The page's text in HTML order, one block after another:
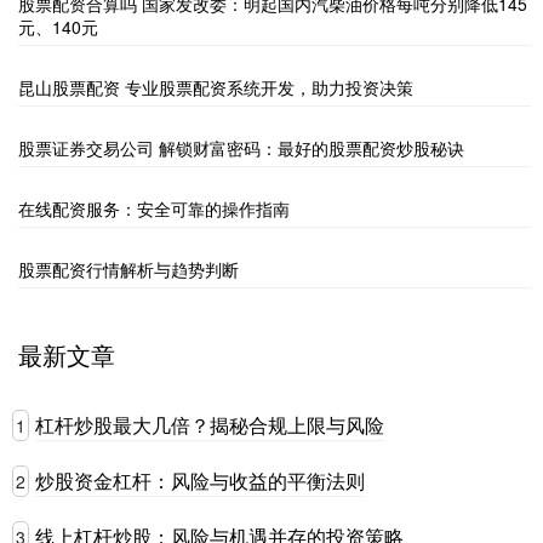
元、140元
昆山股票配资 专业股票配资系统开发，助力投资决策
股票证券交易公司 解锁财富密码：最好的股票配资炒股秘诀
在线配资服务：安全可靠的操作指南
股票配资行情解析与趋势判断
最新文章
1 杠杆炒股最大几倍？揭秘合规上限与风险
2 炒股资金杠杆：风险与收益的平衡法则
3 线上杠杆炒股：风险与机遇并存的投资策略